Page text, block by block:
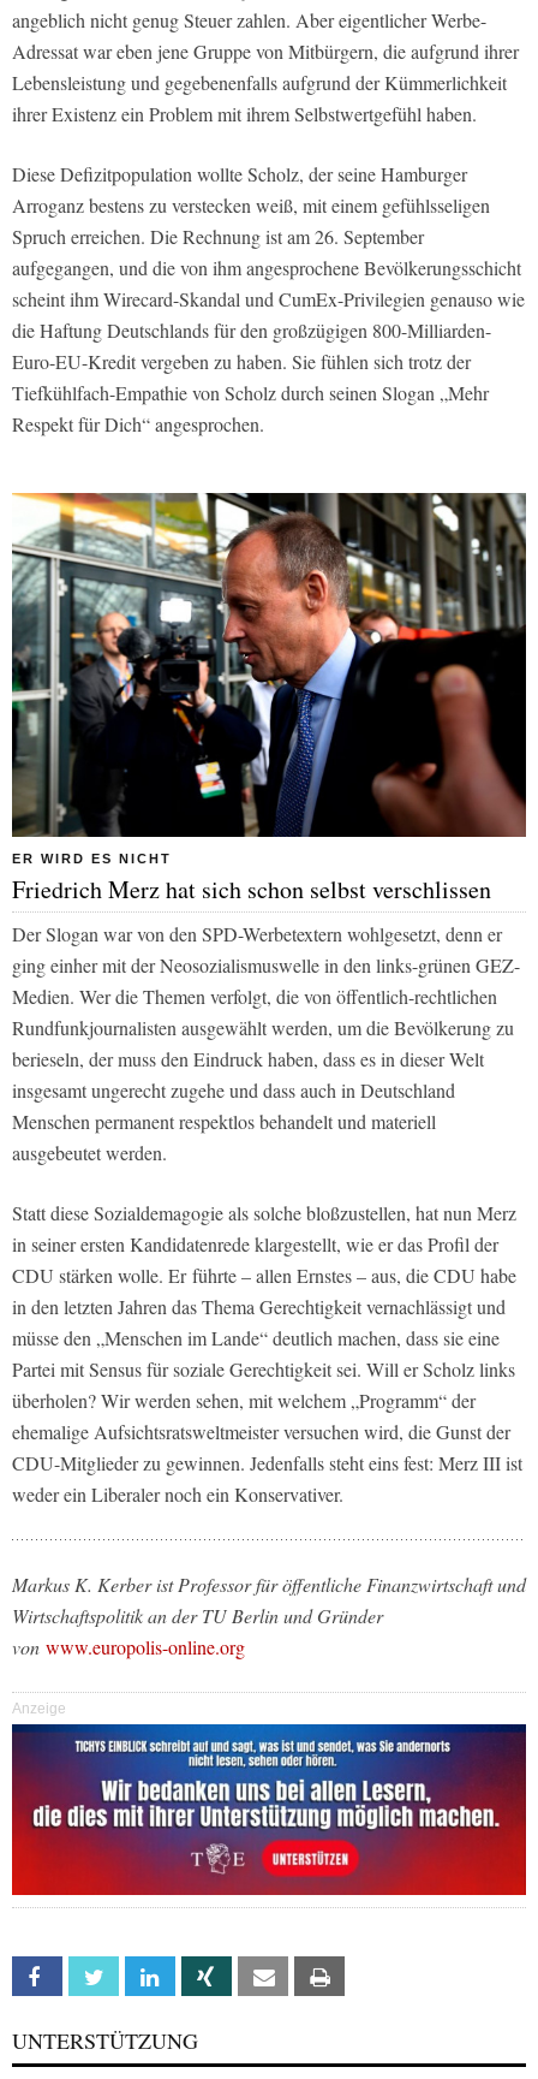
angeblich nicht genug Steuer zahlen. Aber eigentlicher Werbe-
Adressat war eben jene Gruppe von Mitbürgern, die aufgrund ihrer
Lebensleistung und gegebenenfalls aufgrund der Kümmerlichkeit
ihrer Existenz ein Problem mit ihrem Selbstwertgefühl haben.
Diese Defizitpopulation wollte Scholz, der seine Hamburger
Arroganz bestens zu verstecken weiß, mit einem gefühlsseligen
Spruch erreichen. Die Rechnung ist am 26. September
aufgegangen, und die von ihm angesprochene Bevölkerungsschicht
scheint ihm Wirecard-Skandal und CumEx-Privilegien genauso wie
die Haftung Deutschlands für den großzügigen 800-Milliarden-
Euro-EU-Kredit vergeben zu haben. Sie fühlen sich trotz der
Tiefkühlfach-Empathie von Scholz durch seinen Slogan „Mehr
Respekt für Dich“ angesprochen.
ER WIRD ES NICHT
Friedrich Merz hat sich schon selbst verschlissen
Der Slogan war von den SPD-Werbetextern wohlgesetzt, denn er
ging einher mit der Neosozialismuswelle in den links-grünen GEZ-
Medien. Wer die Themen verfolgt, die von öffentlich-rechtlichen
Rundfunkjournalisten ausgewählt werden, um die Bevölkerung zu
berieseln, der muss den Eindruck haben, dass es in dieser Welt
insgesamt ungerecht zugehe und dass auch in Deutschland
Menschen permanent respektlos behandelt und materiell
ausgebeutet werden.
Statt diese Sozialdemagogie als solche bloßzustellen, hat nun Merz
in seiner ersten Kandidatenrede klargestellt, wie er das Profil der
CDU stärken wolle. Er führte – allen Ernstes – aus, die CDU habe
in den letzten Jahren das Thema Gerechtigkeit vernachlässigt und
müsse den „Menschen im Lande“ deutlich machen, dass sie eine
Partei mit Sensus für soziale Gerechtigkeit sei. Will er Scholz links
überholen? Wir werden sehen, mit welchem „Programm“ der
ehemalige Aufsichtsratsweltmeister versuchen wird, die Gunst der
CDU-Mitglieder zu gewinnen. Jedenfalls steht eins fest: Merz III ist
weder ein Liberaler noch ein Konservativer.
Markus K. Kerber ist Professor für öffentliche Finanzwirtschaft und
Wirtschaftspolitik an der TU Berlin und Gründer
von www.europolis-online.org
Anzeige
Facebook Twitter Linkedin Xing Email
UNTERSTÜTZUNG